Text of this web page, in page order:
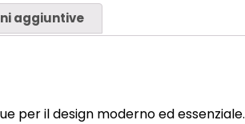
aggiuntive
per il design moderno ed essenziale.